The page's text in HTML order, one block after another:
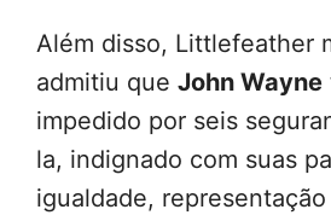
Além disso, Littlefeather
admitiu que John Wayne
impedido por seis
la, indignado com suas
igualdade,